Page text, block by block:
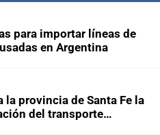
para importar líneas de
en Argentina
la provincia de Santa Fe la
del transporte